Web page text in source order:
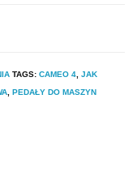
TAGS: CAMEO 4, JAK
, PEDAŁY DO MASZYN